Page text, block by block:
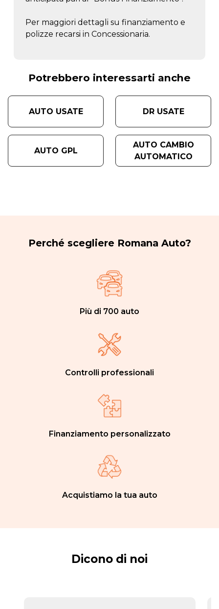
Per maggiori dettagli su finanziamento e
polizze recarsi in Concessionaria.
Potrebbero interessarti anche
AUTO USATE DR USATE
AUTO GPL
AUTO CAMBIO
AUTOMATICO
Perché scegliere Romana Auto?
Più di 700 auto
Controlli professionali
Finanziamento personalizzato
Acquistiamo la tua auto
Dicono di noi